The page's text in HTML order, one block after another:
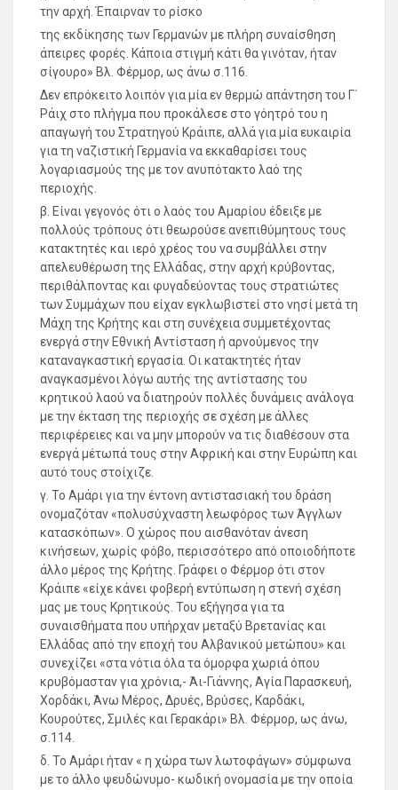
την αρχή. Έπαιρναν το ρίσκο
της εκδίκησης των Γερμανών με πλήρη συναίσθηση
άπειρες φορές. Κάποια στιγμή κάτι θα γινόταν, ήταν
σίγουρο» Βλ. Φέρμορ, ως άνω σ.116.
Δεν επρόκειτο λοιπόν για μία εν θερμώ απάντηση του Γ΄
Ράιχ στο πλήγμα που προκάλεσε στο γόητρό του η
απαγωγή του Στρατηγού Κράιπε, αλλά για μία ευκαιρία
για τη ναζιστική Γερμανία να εκκαθαρίσει τους
λογαριασμούς της με τον ανυπότακτο λαό της
περιοχής.
β. Είναι γεγονός ότι ο λαός του Αμαρίου έδειξε με
πολλούς τρόπους ότι θεωρούσε ανεπιθύμητους τους
κατακτητές και ιερό χρέος του να συμβάλλει στην
απελευθέρωση της Ελλάδας, στην αρχή κρύβοντας,
περιθάλποντας και φυγαδεύοντας τους στρατιώτες
των Συμμάχων που είχαν εγκλωβιστεί στο νησί μετά τη
Μάχη της Κρήτης και στη συνέχεια συμμετέχοντας
ενεργά στην Εθνική Αντίσταση ή αρνούμενος την
καταναγκαστική εργασία. Οι κατακτητές ήταν
αναγκασμένοι λόγω αυτής της αντίστασης του
κρητικού λαού να διατηρούν πολλές δυνάμεις ανάλογα
με την έκταση της περιοχής σε σχέση με άλλες
περιφέρειες και να μην μπορούν να τις διαθέσουν στα
ενεργά μέτωπά τους στην Αφρική και στην Ευρώπη και
αυτό τους στοίχιζε.
γ. Το Αμάρι για την έντονη αντιστασιακή του δράση
ονομαζόταν «πολυσύχναστη λεωφόρος των Άγγλων
κατασκόπων». Ο χώρος που αισθανόταν άνεση
κινήσεων, χωρίς φόβο, περισσότερο από οποιοδήποτε
άλλο μέρος της Κρήτης. Γράφει ο Φέρμορ ότι στον
Κράιπε «είχε κάνει φοβερή εντύπωση η στενή σχέση
μας με τους Κρητικούς. Του εξήγησα για τα
συναισθήματα που υπήρχαν μεταξύ Βρετανίας και
Ελλάδας από την εποχή του Αλβανικού μετώπου» και
συνεχίζει «στα νότια όλα τα όμορφα χωριά όπου
κρυβόμασταν για χρόνια,- Άι-Γιάννης, Αγία Παρασκευή,
Χορδάκι, Άνω Μέρος, Δρυές, Βρύσες, Καρδάκι,
Κουρούτες, Σμιλές και Γερακάρι» Βλ. Φέρμορ, ως άνω,
σ.114.
δ. Το Αμάρι ήταν « η χώρα των λωτοφάγων» σύμφωνα
με το άλλο ψευδώνυμο- κωδική ονομασία με την οποία